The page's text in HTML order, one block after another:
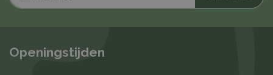
Openingstijden